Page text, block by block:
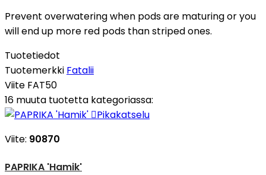
Prevent overwatering when pods are maturing or you
will end up more red pods than striped ones.
Tuotetiedot
Tuotemerkki Fatalii
Viite FAT50
16 muuta tuotetta kategoriassa:
Pikakatselu
Viite: 90870
PAPRIKA 'Hamik'